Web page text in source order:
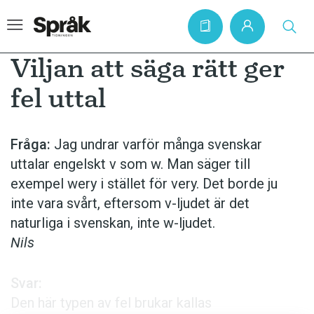
Artiklar
Krönikor
Språkfrågor
Skrivtips
Bokrecensioner
Viljan att säga rätt ger
fel uttal
Fråga: Jag undrar varför många svenskar
uttalar engelskt v som w. Man säger till
exempel wery i stället för very. Det borde ju
inte vara svårt, eftersom v-ljudet är det
naturliga i svenskan, inte w-ljudet.
Nils